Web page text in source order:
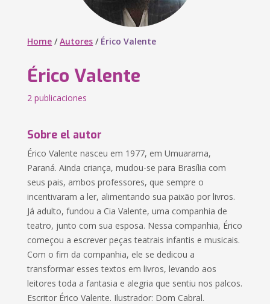
Home /Autores / Érico Valente
Érico Valente
2 publicaciones
Sobre el autor
Érico Valente nasceu em 1977, em Umuarama,
Paraná. Ainda criança, mudou-se para Brasília com
seus pais, ambos professores, que sempre o
incentivaram a ler, alimentando sua paixão por livros.
Já adulto, fundou a Cia Valente, uma companhia de
teatro, junto com sua esposa. Nessa companhia, Érico
começou a escrever peças teatrais infantis e musicais.
Com o fim da companhia, ele se dedicou a
transformar esses textos em livros, levando aos
leitores toda a fantasia e alegria que sentiu nos palcos.
Escritor Érico Valente. Ilustrador: Dom Cabral.